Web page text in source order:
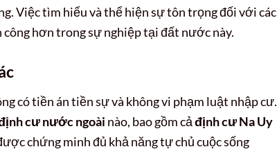
Việc tìm hiểu và thể hiện sự tôn trọng đối với các
công hơn trong sự nghiệp tại đất nước này.
có tiền án tiền sự và không vi phạm luật nhập cư.
cư nước ngoài nào, bao gồm cảđịnh cư Na Uy
chứng minh đủ khả năng tự chủ cuộc sống